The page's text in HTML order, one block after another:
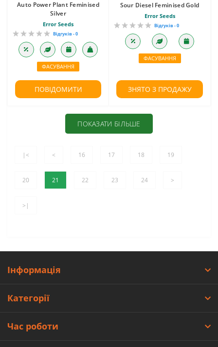
Auto Power Plant Feminised
Silver
Error Seeds
Відгуків - 0
ФАСУВАННЯ
ПОВІДОМИТИ
Sour Diesel Feminised Gold
Error Seeds
Відгуків - 0
ФАСУВАННЯ
ЗНЯТО З ПРОДАЖУ
ПОКАЗАТИ БІЛЬШЕ
|< < 16 17 18 19
20 21 22 23 24 >
>|
Інформація
Категорії
Час роботи